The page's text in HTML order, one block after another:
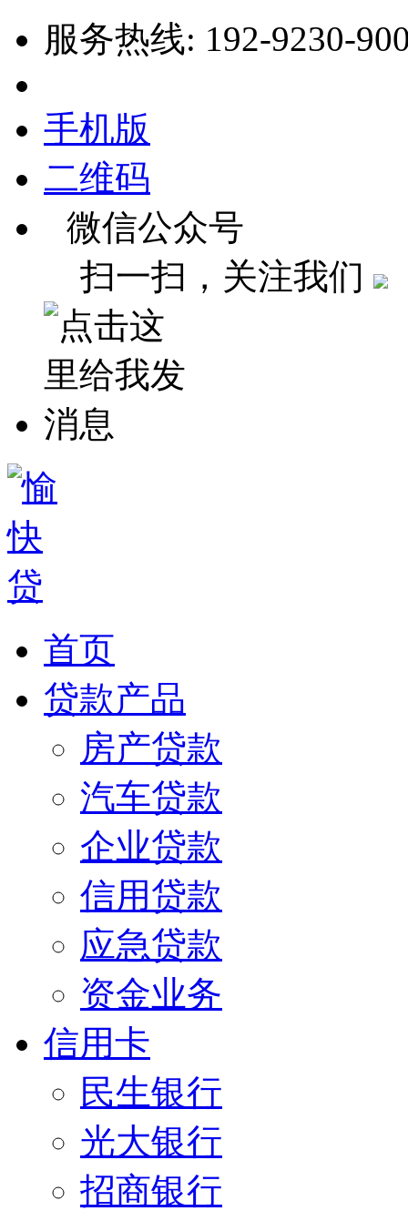
服务热线: 192-9230-
手机版
二维码
微信公众号
扫一扫，关注我们
首页
贷款产品
房产贷款
汽车贷款
企业贷款
信用贷款
应急贷款
资金业务
信用卡
民生银行
光大银行
招商银行